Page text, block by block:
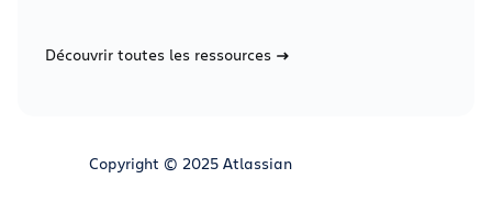
Découvrir toutes les ressources
Copyright © 2025 Atlassian